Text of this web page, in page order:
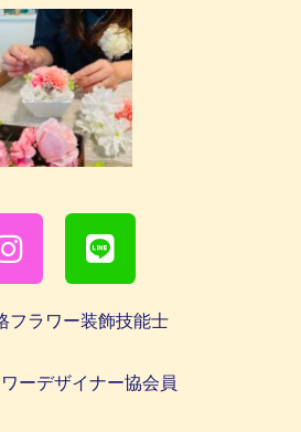
フラワー装飾技能士
ーデザイナー協会員